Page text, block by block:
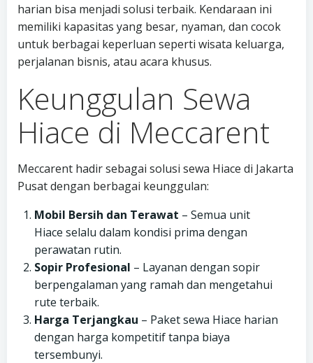
harian bisa menjadi solusi terbaik. Kendaraan ini
memiliki kapasitas yang besar, nyaman, dan cocok
untuk berbagai keperluan seperti wisata keluarga,
perjalanan bisnis, atau acara khusus.
Keunggulan Sewa
Hiace di Meccarent
Meccarent hadir sebagai solusi sewa Hiace di Jakarta
Pusat dengan berbagai keunggulan:
Mobil Bersih dan Terawat – Semua unit
Hiace selalu dalam kondisi prima dengan
perawatan rutin.
Sopir Profesional – Layanan dengan sopir
berpengalaman yang ramah dan mengetahui
rute terbaik.
Harga Terjangkau – Paket sewa Hiace harian
dengan harga kompetitif tanpa biaya
tersembunyi.